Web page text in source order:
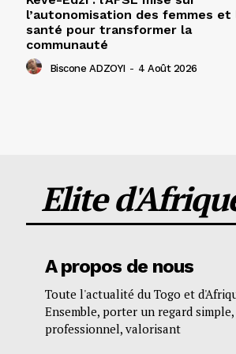
l’autonomisation des femmes et
santé pour transformer la
communauté
Biscone ADZOYI - 4 Août 2026
Elite
A propos de nous
Toute l'actualité du Togo et
Ensemble, porter un regard simple,
professionnel, valorisant